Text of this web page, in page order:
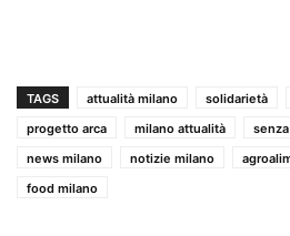
TAGS attualità milano solidarietà
progetto arca
milano attualità
news milano
notizie milano
food milano